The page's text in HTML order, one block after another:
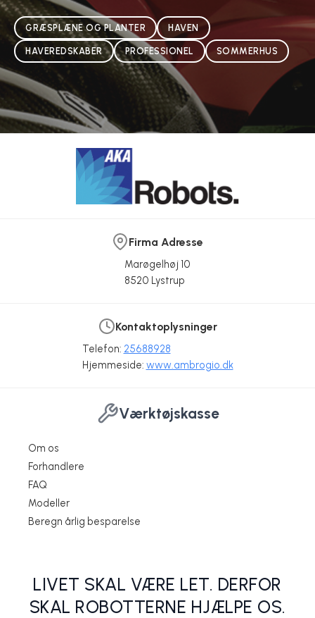
GRÆSPLÆNE OG PLANTER HAVEN
HAVEREDSKABER PROFESSIONEL SOMMERHUS
Firma Adresse
Marøgelhøj 10
8520 Lystrup
Kontaktoplysninger
Telefon: 25688928
Hjemmeside: www.ambrogio.dk
Værktøjskasse
Om os
Forhandlere
FAQ
Modeller
Beregn årlig besparelse
Ambrogio L200 Elite robotplæneklipper til 3.500 m2
Akarobots.dk
Wiper Runner XK robotplæneklipper til 3000 m2
Akarobots.dk
Wiper Blitz XK robotplæneklippet til 800 M2
Akarobots.dk
Wiper JOY robotplæneklipper til 600 m2
Akarobots.dk
Ambrogio L50 Evolution
Akarobots.dk
LIVET SKAL VÆRE LET. DERFOR
SKAL ROBOTTERNE HJÆLPE OS.